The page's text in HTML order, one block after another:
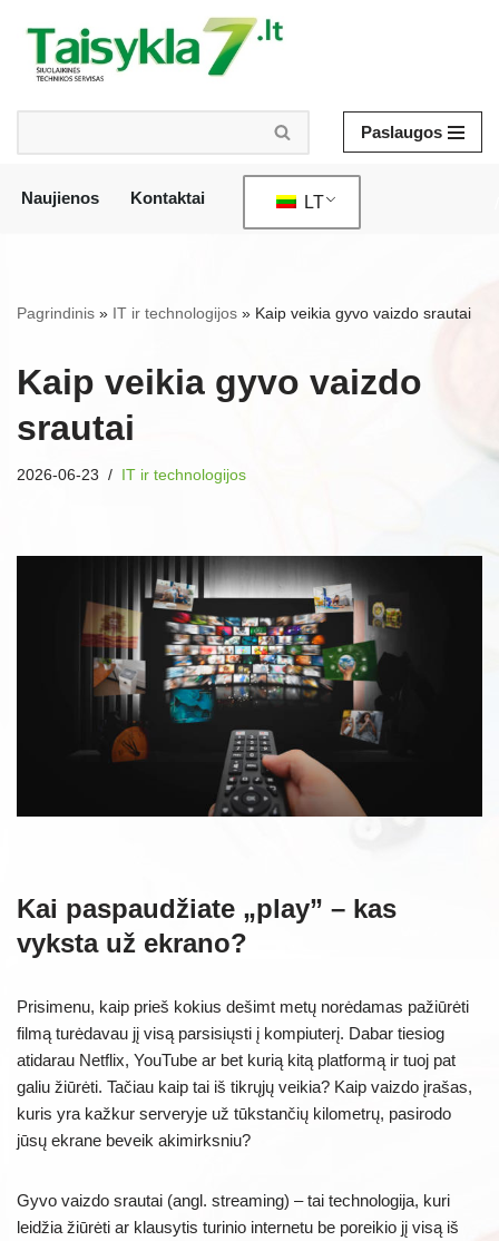
Pereiti
prie
turinio
Paslaugos
Naujienos Kontaktai LT
Pagrindinis » IT ir technologijos » Kaip veikia gyvo vaizdo srautai
Kaip veikia gyvo vaizdo
srautai
2026-06-23 IT ir technologijos
Kai paspaudžiate „play” – kas
vyksta už ekrano?
Prisimenu, kaip prieš kokius dešimt metų norėdamas pažiūrėti
filmą turėdavau jį visą parsisiųsti į kompiuterį. Dabar tiesiog
atidarau Netflix, YouTube ar bet kurią kitą platformą ir tuoj pat
galiu žiūrėti. Tačiau kaip tai iš tikrųjų veikia? Kaip vaizdo įrašas,
kuris yra kažkur serveryje už tūkstančių kilometrų, pasirodo
jūsų ekrane beveik akimirksniu?
Gyvo vaizdo srautai (angl. streaming) – tai technologija, kuri
leidžia žiūrėti ar klausytis turinio internetu be poreikio jį visą iš